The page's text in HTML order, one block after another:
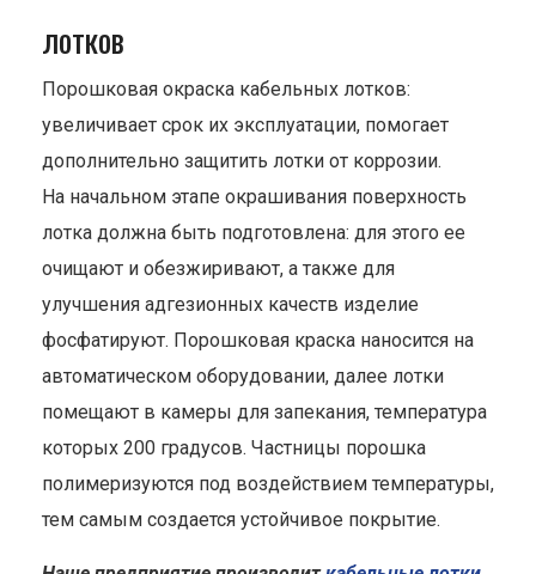
лотков
Порошковая окраска кабельных лотков:
увеличивает срок их эксплуатации, помогает
дополнительно защитить лотки от коррозии.
На начальном этапе окрашивания поверхность
лотка должна быть подготовлена: для этого ее
очищают и обезжиривают, а также для
улучшения адгезионных качеств изделие
фосфатируют. Порошковая краска наносится на
автоматическом оборудовании, далее лотки
помещают в камеры для запекания, температура
которых 200 градусов. Частницы порошка
полимеризуются под воздействием температуры,
тем самым создается устойчивое покрытие.